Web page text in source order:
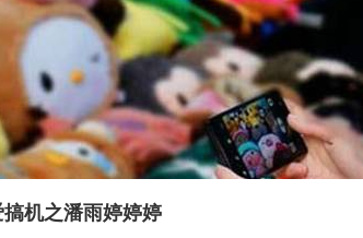
机之潘雨婷婷婷